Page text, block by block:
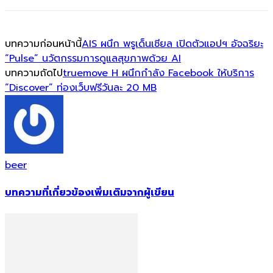
บทความก่อนหน้านี้AIS ผนึก พรูเด็นเชียล เปิดตัวแอปฯ อัจฉริยะ
“Pulse” นวัตกรรมการดูแลสุขภาพด้วย AI
บทความถัดไปtruemove H ผนึกกำลัง Facebook ให้บริการ
“Discover” ท่องเว็บฟรีวันละ 20 MB
beer
บทความที่เกี่ยวข้องเพิ่มเติมจากผู้เขียน